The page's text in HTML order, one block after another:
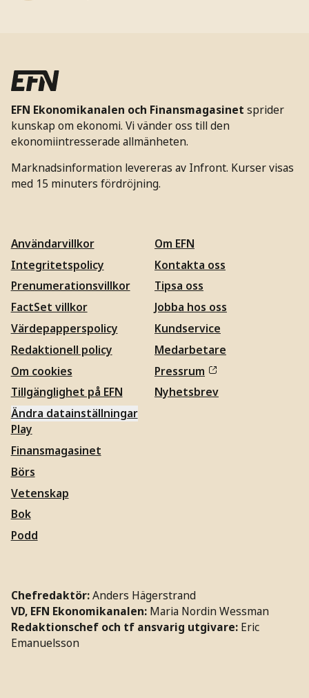
EFN Ekonomikanalen och Finansmagasinet sprider
kunskap om ekonomi. Vi vänder oss till den
ekonomiintresserade allmänheten.
Marknadsinformation levereras av Infront. Kurser visas
med 15 minuters fördröjning.
Användarvillkor
Integritetspolicy
Prenumerationsvillkor
FactSet villkor
Värdepapperspolicy
Redaktionell policy
Om cookies
Tillgänglighet på EFN
Ändra datainställningar
Om EFN
Kontakta oss
Tipsa oss
Jobba hos oss
Kundservice
Medarbetare
Pressrum
Nyhetsbrev
Play
Finansmagasinet
Börs
Vetenskap
Bok
Podd
Chefredaktör:Anders Hägerstrand
VD, EFN Ekonomikanalen: Maria Nordin Wessman
Redaktionschef och tf ansvarig utgivare: Eric
Emanuelsson